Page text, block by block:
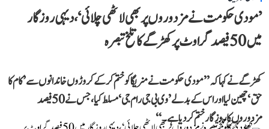
’مودی حکومت نے مزدوروں پر بھی لاٹھی چلائی‘، دیہی روزگار
میں 50 فیصد گراوٹ پر کھڑگے کا تلخ تبصرہ
کھڑگے نے کہا کہ ’’مودی حکومت نے منریگا کو ختم کر کے کروڑوں خاندانوں سے ’کام کا
حق‘ چھین لیا اور اس کے بدلے ’وی بی جی رام جی‘ مسلط کیا، جس نے 50 فیصد
مزدوروں کا روزگار ختم کر دیا ہے۔‘‘